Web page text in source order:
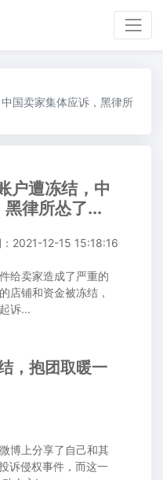
国卖家集体应诉，黑律所
户遭冻结，中
黑律所怂了...
：2021-12-15 15:18:16
卖家造成了严重的
店铺和资金被冻结，
诉...
抱团取暖一
上分享了自己和其
诉侵权事件，而这一